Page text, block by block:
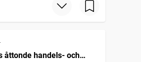
åttonde handels- och